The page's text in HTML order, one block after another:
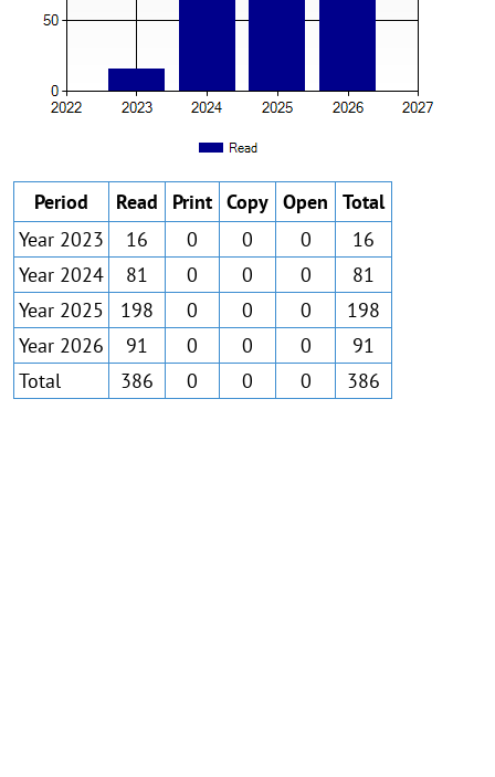
Period Read Print Copy Open
Total
Year 2023
16 0 0 0
16
Year 2024
81 0 0 0
81
Year 2025
198 0 0 0
198
Year 2026
91 0 0 0
91
Total
386 0 0 0 386